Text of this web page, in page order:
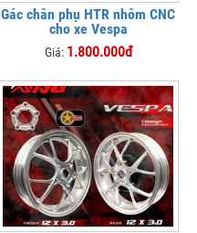
Gác chân phụ HTR nhôm CNC
cho xe Vespa
Giá: 1.800.000đ